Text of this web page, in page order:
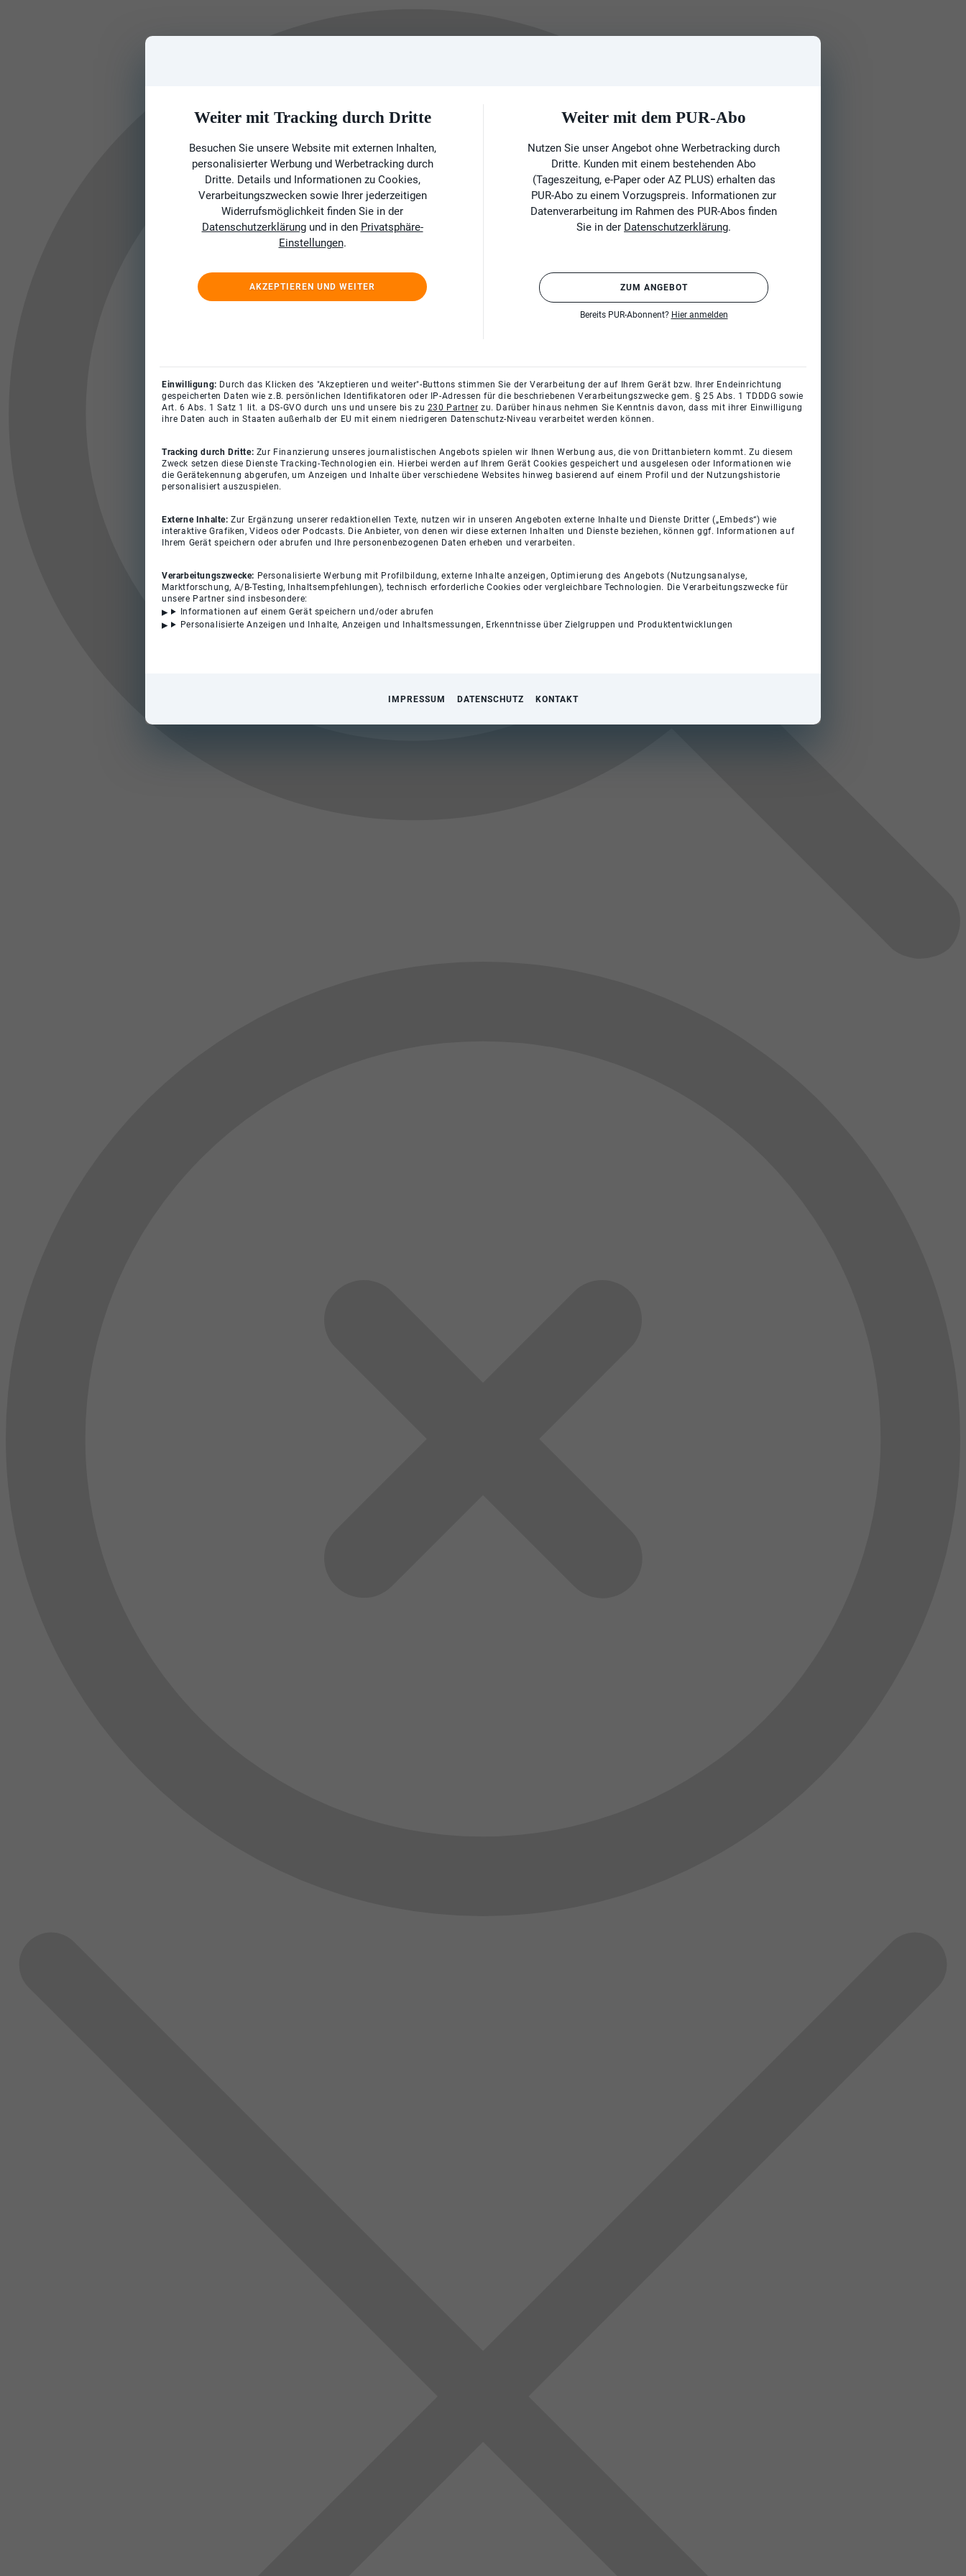
Weiter mit Tracking durch Dritte
Besuchen Sie unsere Website mit externen Inhalten,
personalisierter Werbung und Werbetracking durch
Dritte. Details und Informationen zu Cookies,
Verarbeitungszwecken sowie Ihrer jederzeitigen
Widerrufsmöglichkeit finden Sie in der
Datenschutzerklärungund in den Privatsphäre-
Einstellungen.
AKZEPTIEREN UND WEITER
Weiter mit dem PUR-Abo
Nutzen Sie unser Angebot ohne Werbetracking durch
Dritte. Kunden mit einem bestehenden Abo
(Tageszeitung, e-Paper oder AZ PLUS) erhalten das
PUR-Abo zu einem Vorzugspreis. Informationen zur
Datenverarbeitung im Rahmen des PUR-Abos finden
Sie in der Datenschutzerklärung.
ZUM ANGEBOT
Bereits PUR-Abonnent? Hier anmelden
Einwilligung: Durch das Klicken des "Akzeptieren und weiter"-Buttons stimmen Sie der Verarbeitung der auf Ihrem Gerät bzw. Ihrer Endeinrichtung
gespeicherten Daten wie z.B. persönlichen Identifikatoren oder IP-Adressen für die beschriebenen Verarbeitungszwecke gem. § 25 Abs. 1 TDDDG sowie
Art. 6 Abs. 1 Satz 1 lit. a DS-GVO durch uns und unsere bis zu 230 Partner zu. Darüber hinaus nehmen Sie Kenntnis davon, dass mit ihrer Einwilligung
ihre Daten auch in Staaten außerhalb der EU mit einem niedrigeren Datenschutz-Niveau verarbeitet werden können.
Tracking durch Dritte: Zur Finanzierung unseres journalistischen Angebots spielen wir Ihnen Werbung aus, die von Drittanbietern kommt. Zu diesem
Zweck setzen diese Dienste Tracking-Technologien ein. Hierbei werden auf Ihrem Gerät Cookies gespeichert und ausgelesen oder Informationen wie
die Gerätekennung abgerufen, um Anzeigen und Inhalte über verschiedene Websites hinweg basierend auf einem Profil und der Nutzungshistorie
personalisiert auszuspielen.
Externe Inhalte:Zur Ergänzung unserer redaktionellen Texte, nutzen wir in unseren Angeboten externe Inhalte und Dienste Dritter („Embeds“) wie
interaktive Grafiken, Videos oder Podcasts. Die Anbieter, von denen wir diese externen Inhalten und Dienste beziehen, können ggf. Informationen auf
Ihrem Gerät speichern oder abrufen und Ihre personenbezogenen Daten erheben und verarbeiten.
Verarbeitungszwecke: Personalisierte Werbung mit Profilbildung, externe Inhalte anzeigen, Optimierung des Angebots (Nutzungsanalyse,
Marktforschung, A/B-Testing, Inhaltsempfehlungen), technisch erforderliche Cookies oder vergleichbare Technologien. Die Verarbeitungszwecke für
unsere Partner sind insbesondere:
Informationen auf einem Gerät speichern und/oder abrufen
Personalisierte Anzeigen und Inhalte, Anzeigen und Inhaltsmessungen, Erkenntnisse über Zielgruppen und Produktentwicklungen
IMPRESSUM DATENSCHUTZ KONTAKT